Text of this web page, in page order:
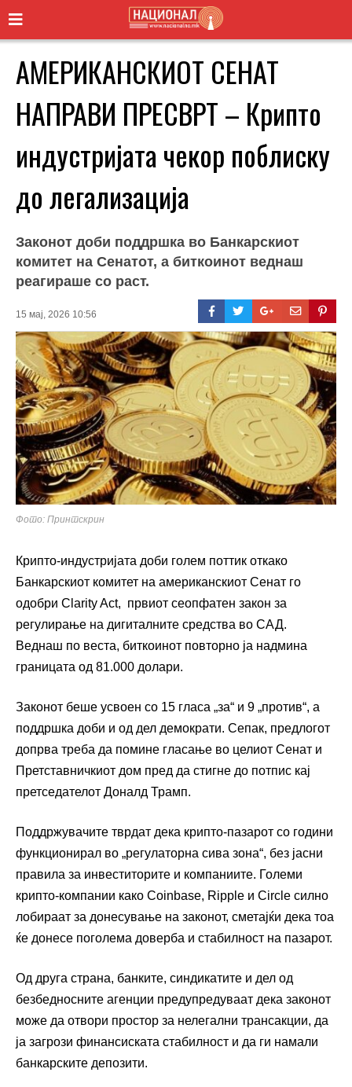
АМЕРИКАНСКИОТ СЕНАТ
НАПРАВИ ПРЕСВРТ – Крипто
индустријата чекор поблиску
до легализација
Законот доби поддршка во Банкарскиот
комитет на Сенатот, а биткоинот веднаш
реагираше со раст.
15 мај, 2026 10:56
Фото: Принтскрин
Крипто-индустријата доби голем поттик откако
Банкарскиот комитет на американскиот Сенат го
одобри Clarity Act, првиот сеопфатен закон за
регулирање на дигиталните средства во САД.
Веднаш по веста, биткоинот повторно ја надмина
границата од 81.000 долари.
Законот беше усвоен со 15 гласа „за“ и 9 „против“, а
поддршка доби и од дел демократи. Сепак, предлогот
допрва треба да помине гласање во целиот Сенат и
Претставничкиот дом пред да стигне до потпис кај
претседателот Доналд Трамп.
Поддржувачите тврдат дека крипто-пазарот со години
функционирал во „регулаторна сива зона“, без јасни
правила за инвеститорите и компаниите. Големи
крипто-компании како Coinbase, Ripple и Circle силно
лобираат за донесување на законот, сметајќи дека тоа
ќе донесе поголема доверба и стабилност на пазарот.
Од друга страна, банките, синдикатите и дел од
безбедносните агенции предупредуваат дека законот
може да отвори простор за нелегални трансакции, да
ја загрози финансиската стабилност и да ги намали
банкарските депозити.